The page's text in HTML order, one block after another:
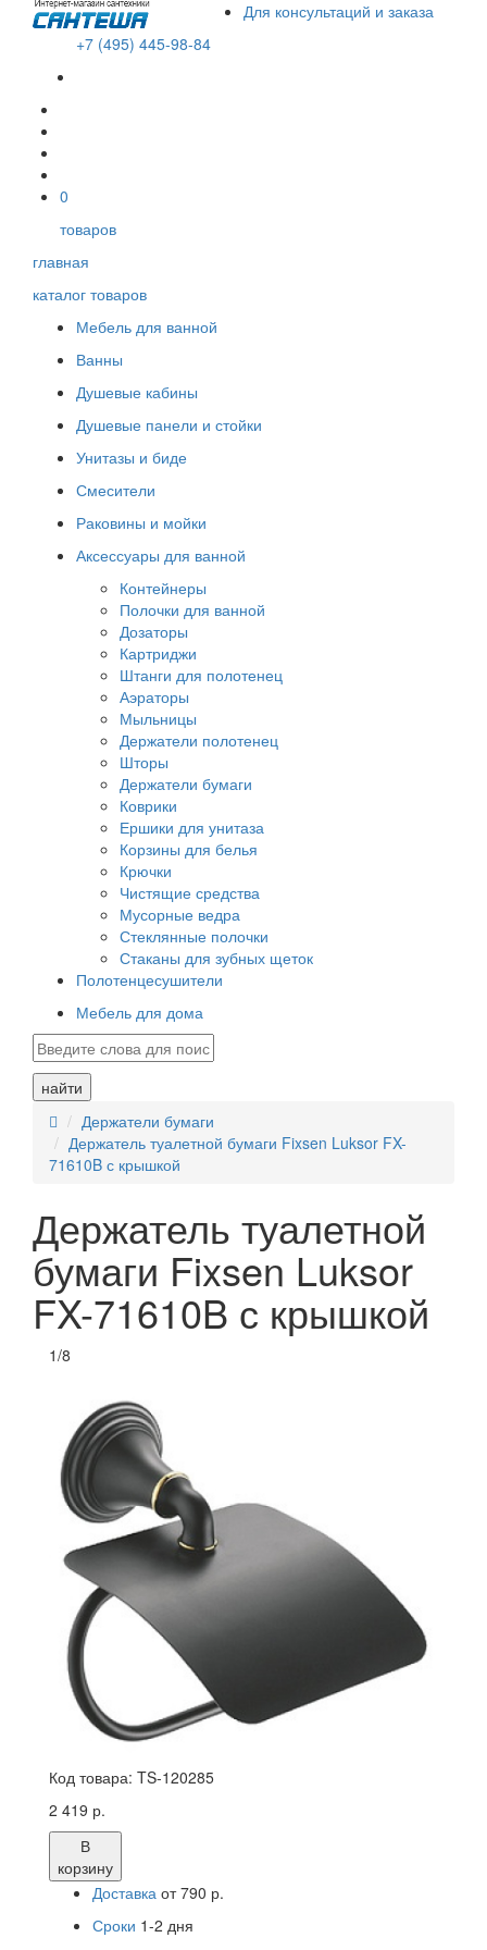
Для консультаций и заказа
+7 (495) 445-98-84
0
товаров
главная
каталог товаров
Мебель для ванной
Ванны
Душевые кабины
Душевые панели и стойки
Унитазы и биде
Смесители
Раковины и мойки
Аксессуары для ванной
Контейнеры
Полочки для ванной
Дозаторы
Картриджи
Штанги для полотенец
Аэраторы
Мыльницы
Держатели полотенец
Шторы
Держатели бумаги
Коврики
Ершики для унитаза
Корзины для белья
Крючки
Чистящие средства
Мусорные ведра
Стеклянные полочки
Стаканы для зубных щеток
Полотенцесушители
Мебель для дома
найти
Держатели бумаги
Держатель туалетной бумаги Fixsen Luksor FX-
71610B с крышкой
Держатель туалетной
бумаги Fixsen Luksor
FX-71610B с крышкой
1/8
Код товара: TS-120285
2 419 р.
В
корзину
Доставка от 790 р.
Сроки 1-2 дня